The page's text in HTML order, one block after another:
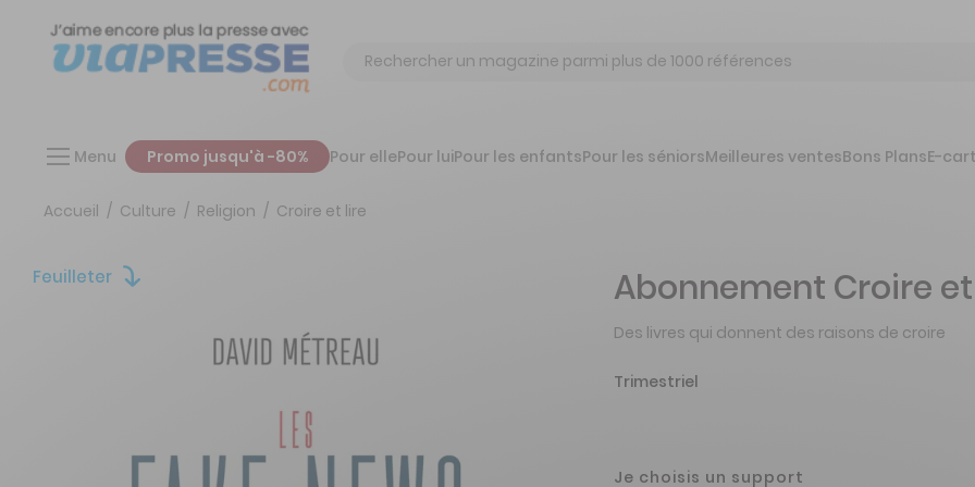
Chercher
Menu Promo jusqu'à -80% Pour ellePour luiPour les enfantsPour les séniorsMeilleures ventesBons PlansE-
Accueil Culture Religion Croire et lire
Feuilleter Abonnement Croire
Des livres qui donnent des raisons de croire
Trimestriel
Je choisis un support